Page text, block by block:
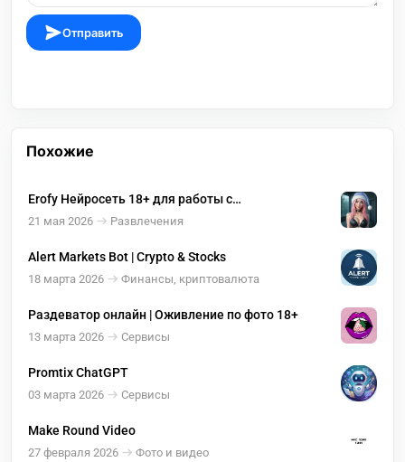
Отправить
Похожие
Erofy Нейросеть 18+ для работы с
изображениями ( оживление, раздевание )
21 мая 2026 Развлечения
Alert Markets Bot | Crypto & Stocks
18 марта 2026 Финансы, криптовалюта
Раздеватор онлайн | Оживление по фото 18+
13 марта 2026 Сервисы
Promtix ChatGPT
03 марта 2026 Сервисы
Make Round Video
27 февраля 2026 Фото и видео